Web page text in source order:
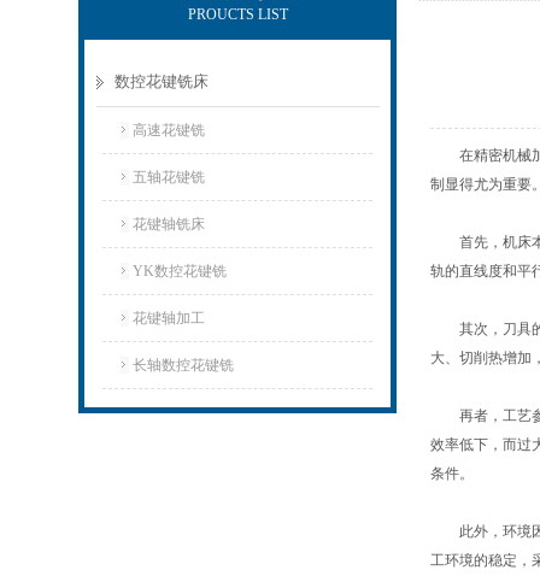
PROUCTS LIST
数控花键铣床
高速花键铣
五轴花键铣
花键轴铣床
YK数控花键铣
花键轴加工
长轴数控花键铣
在精密机械加
制显得尤为重要
首先，机床本
轨的直线度和平
其次，刀具的
大、切削热增加
再者，工艺参
效率低下，而过
条件。
此外，环境因
工环境的稳定，